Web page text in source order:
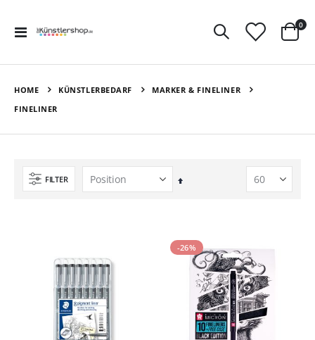
Navigation
0
HOME KÜNSTLERBEDARF
MARKER & FINELINER
FINELINER
FILTER
In
-26%